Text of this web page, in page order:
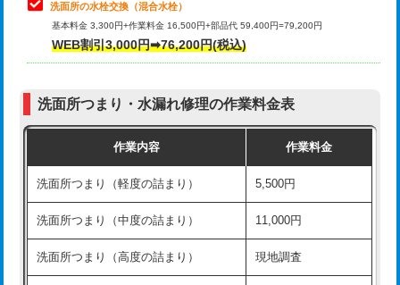
マス交換（深さ50㎝未満）
マス交換（深さ50㎝以上）
モルタル補修（厚さ10㎝まで） 27,500円
モルタル補修（厚さ10㎝超え） 38,500円
洗面台設置 38,500円
バスタブ設置 現場見積
交換・取付(混合水栓（壁付・デッキ
式・ワンホール）)
16,500円+材料費
（P/S/ポップアップ））
交換・取付（その他部品） 11,000円+材料費
持込商品取付（単水栓） 13,200円
持込商品取付（混合水栓） 16,500円
持込商品取付（浄水器・分岐水栓） 16,500円
給水管工事※（ホール加工) 16,500円
洗面所の水栓交換（混合水栓）
基本料金 3,300円+作業料金 16,500円+部品代 59,400円=79,200円
WEB割引3,000円➡76,200円(税込)
洗面所つまり・水漏れ修理の作業料金表
作業内容 作業料金
洗面所つまり（軽度の詰まり） 5,500円
洗面所つまり（中度の詰まり） 11,000円
洗面所つまり（高度の詰まり） 現地調査